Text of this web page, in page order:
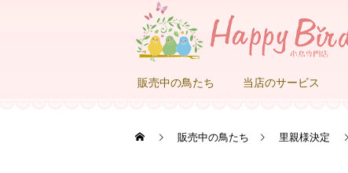
販売中の鳥たち 当店のサービス
販売中の鳥たち 里親様決定